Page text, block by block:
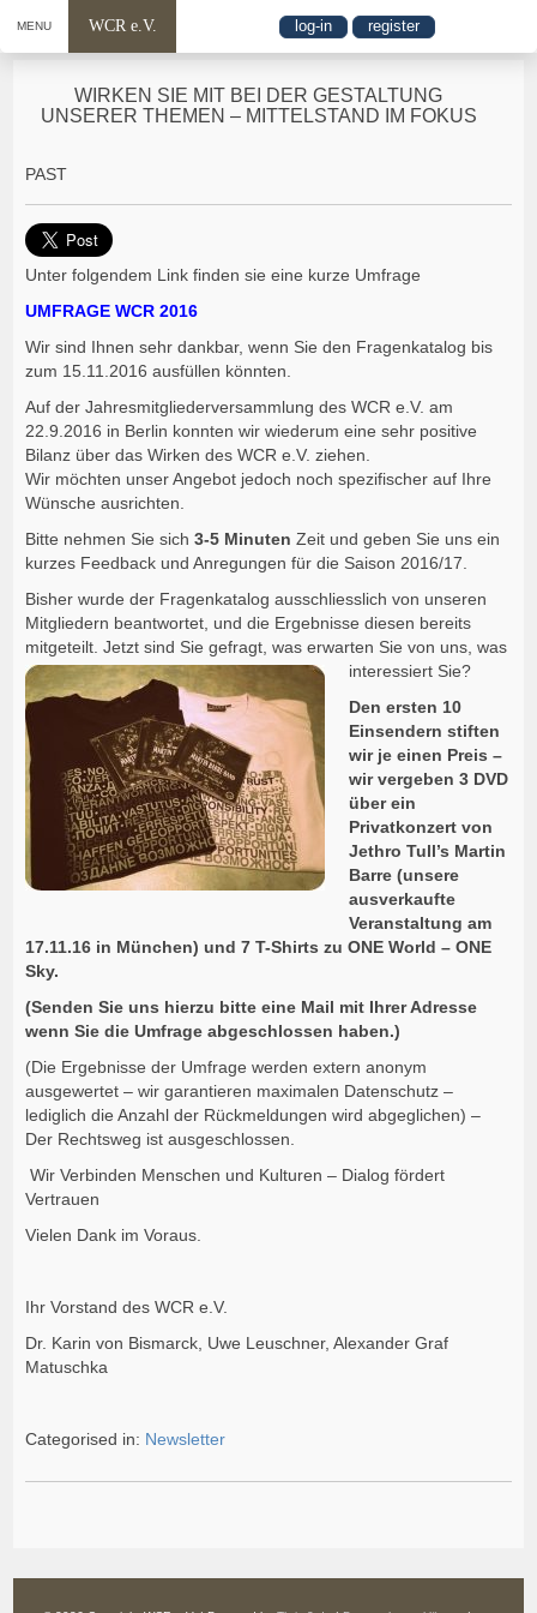
MENU WCR e.V. log-in register
WIRKEN SIE MIT BEI DER GESTALTUNG
UNSERER THEMEN – MITTELSTAND IM FOKUS
PAST
Unter folgendem Link finden sie eine kurze Umfrage
UMFRAGE WCR 2016
Wir sind Ihnen sehr dankbar, wenn Sie den Fragenkatalog bis
zum 15.11.2016 ausfüllen könnten.
Auf der Jahresmitgliederversammlung des WCR e.V. am
22.9.2016 in Berlin konnten wir wiederum eine sehr positive
Bilanz über das Wirken des WCR e.V. ziehen.
Wir möchten unser Angebot jedoch noch spezifischer auf Ihre
Wünsche ausrichten.
Bitte nehmen Sie sich 3-5 Minuten Zeit und geben Sie uns ein
kurzes Feedback und Anregungen für die Saison 2016/17.
Bisher wurde der Fragenkatalog ausschliesslich von unseren
Mitgliedern beantwortet, und die Ergebnisse diesen bereits
mitgeteilt. Jetzt sind Sie gefragt, was erwarten Sie von uns, was
interessiert Sie?
Den ersten 10
Einsendern stiften
wir je einen Preis –
wir vergeben 3 DVD
über ein
Privatkonzert von
Jethro Tull’s Martin
Barre (unsere
ausverkaufte
Veranstaltung am
17.11.16 in München) und 7 T-Shirts zu ONE World – ONE
Sky.
(Senden Sie uns hierzu bitte eine Mail mit Ihrer Adresse
wenn Sie die Umfrage abgeschlossen haben.)
(Die Ergebnisse der Umfrage werden extern anonym
ausgewertet – wir garantieren maximalen Datenschutz –
lediglich die Anzahl der Rückmeldungen wird abgeglichen) –
Der Rechtsweg ist ausgeschlossen.
Wir Verbinden Menschen und Kulturen – Dialog fördert
Vertrauen
Vielen Dank im Voraus.
Ihr Vorstand des WCR e.V.
Dr. Karin von Bismarck, Uwe Leuschner, Alexander Graf
Matuschka
Categorised in: Newsletter